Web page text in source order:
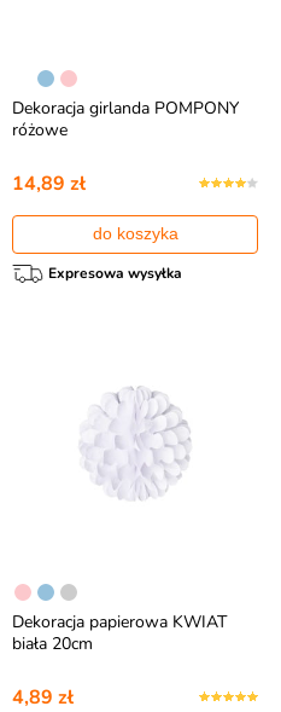
Dekoracja girlanda POMPONY
różowe
14,89 zł
do koszyka
Expresowa wysyłka
Dekoracja papierowa KWIAT
biała 20cm
4,89 zł